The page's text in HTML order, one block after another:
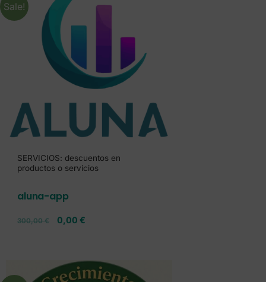
Sale!
SERVICIOS: descuentos en
productos o servicios
aluna-app
300,00€ 0,00 €